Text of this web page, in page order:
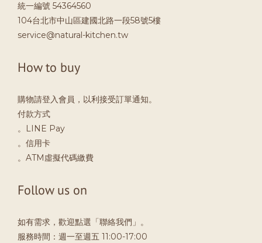
統一編號 54364560
104台北市中山區建國北路一段58號5樓
service@natural-kitchen.tw
How to buy
購物請登入會員，以利接受訂單通知。
付款方式
。LINE Pay
。信用卡
。ATM虛擬代碼繳費
Follow us on
如有需求，歡迎點選「聯絡我們」。
服務時間：週一至週五 11:00-17:00